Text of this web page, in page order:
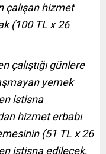
çalışan hizmet
(100 TL x 26
çalıştığı günlere
yemek
istisna
hizmet erbabı
(51 TL x 26
istisna edilecek,